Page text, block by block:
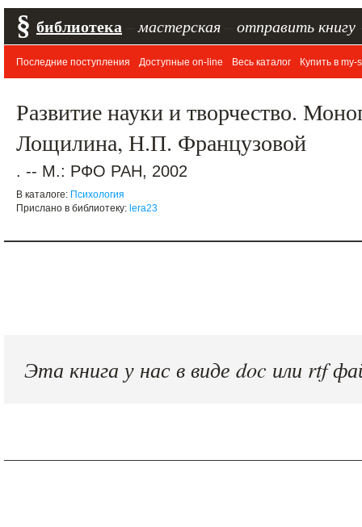
§ библиотека мастерская отправить книгу
Последние поступления Доступные on-line Весь каталог Купить в my-
Развитие науки и творчество.
Лощилина, Н.П. Французовой
. -- М.: РФО РАН, 2002
В каталоге: Психология
Прислано в библиотеку: lera23
Эта книга у нас в виде doc или rtf